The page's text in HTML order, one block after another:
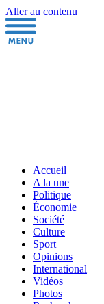
Aller au contenu
Accueil
A la une
Politique
Économie
Société
Culture
Sport
Opinions
International
Vidéos
Photos